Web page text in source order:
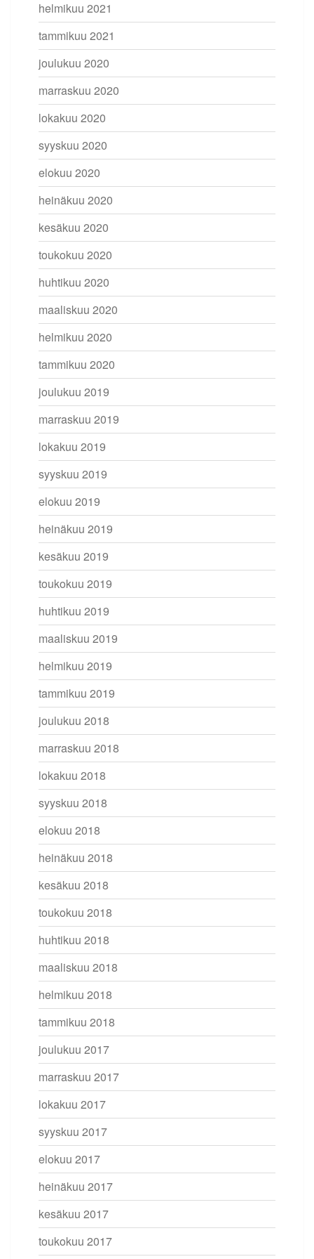
helmikuu 2021
tammikuu 2021
joulukuu 2020
marraskuu 2020
lokakuu 2020
syyskuu 2020
elokuu 2020
heinäkuu 2020
kesäkuu 2020
toukokuu 2020
huhtikuu 2020
maaliskuu 2020
helmikuu 2020
tammikuu 2020
joulukuu 2019
marraskuu 2019
lokakuu 2019
syyskuu 2019
elokuu 2019
heinäkuu 2019
kesäkuu 2019
toukokuu 2019
huhtikuu 2019
maaliskuu 2019
helmikuu 2019
tammikuu 2019
joulukuu 2018
marraskuu 2018
lokakuu 2018
syyskuu 2018
elokuu 2018
heinäkuu 2018
kesäkuu 2018
toukokuu 2018
huhtikuu 2018
maaliskuu 2018
helmikuu 2018
tammikuu 2018
joulukuu 2017
marraskuu 2017
lokakuu 2017
syyskuu 2017
elokuu 2017
heinäkuu 2017
kesäkuu 2017
toukokuu 2017